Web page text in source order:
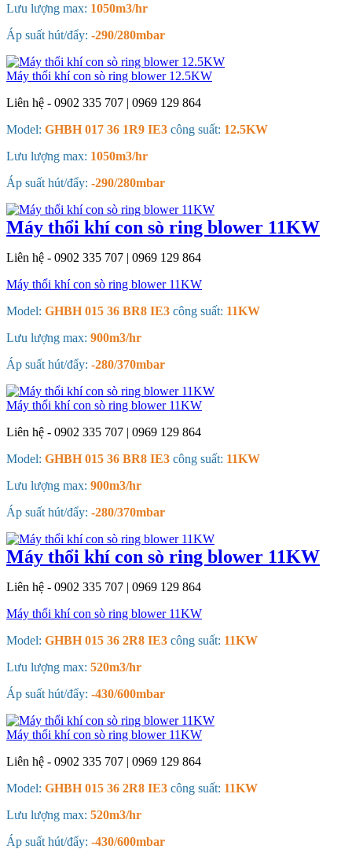
Lưu lượng max: 1050m3/hr
Áp suất hút/đẩy: -290/280mbar
Máy thổi khí con sò ring blower 12.5KW
Liên hệ - 0902 335 707 | 0969 129 864
Model: GHBH 017 36 1R9 IE3 công suất: 12.5KW
Lưu lượng max: 1050m3/hr
Áp suất hút/đẩy: -290/280mbar
Máy thổi khí con sò ring blower 11KW
Liên hệ - 0902 335 707 | 0969 129 864
Máy thổi khí con sò ring blower 11KW
Model: GHBH 015 36 BR8 IE3 công suất: 11KW
Lưu lượng max: 900m3/hr
Áp suất hút/đẩy: -280/370mbar
Máy thổi khí con sò ring blower 11KW
Liên hệ - 0902 335 707 | 0969 129 864
Model: GHBH 015 36 BR8 IE3 công suất: 11KW
Lưu lượng max: 900m3/hr
Áp suất hút/đẩy: -280/370mbar
Máy thổi khí con sò ring blower 11KW
Liên hệ - 0902 335 707 | 0969 129 864
Máy thổi khí con sò ring blower 11KW
Model: GHBH 015 36 2R8 IE3 công suất: 11KW
Lưu lượng max: 520m3/hr
Áp suất hút/đẩy: -430/600mbar
Máy thổi khí con sò ring blower 11KW
Liên hệ - 0902 335 707 | 0969 129 864
Model: GHBH 015 36 2R8 IE3 công suất: 11KW
Lưu lượng max: 520m3/hr
Áp suất hút/đẩy: -430/600mbar